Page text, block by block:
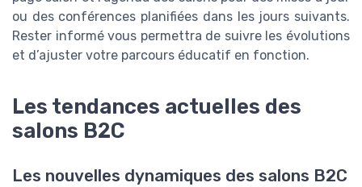
ou des conférences planifiées dans les jours suivants.
Rester informé vous permettra de suivre les évolutions
et d’ajuster votre parcours éducatif en fonction.
Les tendances actuelles des
salons B2C
Les nouvelles dynamiques des salons B2C